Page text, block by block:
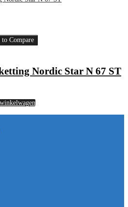
to Compare
Nordic Star N 67 ST